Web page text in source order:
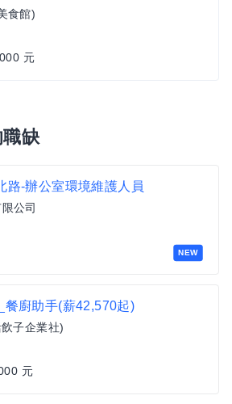
食館)
元
缺
NEW
路-辦公室環境維護人員
公司
餐廚助手(薪42,570起)
子企業社)
元